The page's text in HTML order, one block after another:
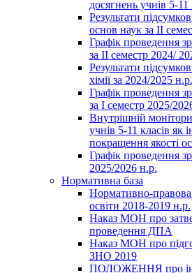
досягнень учнів 5-
Результати
основ наук за ІІ
Графік проведення
за ІІ семестр 2024/
Результати
хімії за 2024/2025 н.р.
Графік проведення
за І семестр 2025/
Внутрішній
учнів 5-11 класів як
покращення якості
Графік проведення
2025/2026 н.р.
Нормативна база
Нормативно-правова
освіти 2018-2019 н.р.
Наказ МОН про
проведення ДПА
Наказ МОН про
ЗНО 2019
ПОЛОЖЕННЯ про